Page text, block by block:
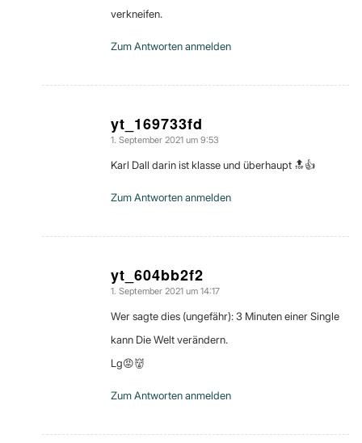
verkneifen.
Zum Antworten anmelden
yt_169733fd
sagte:
1. September 2021 um 9:53
Karl Dall darin ist klasse und überhaupt 🔝👍
Zum Antworten anmelden
yt_604bb2f2
sagte:
1. September 2021 um 14:17
Wer sagte dies (ungefähr): 3 Minuten einer Single
kann Die Welt verändern.
Lg😡👹
Zum Antworten anmelden